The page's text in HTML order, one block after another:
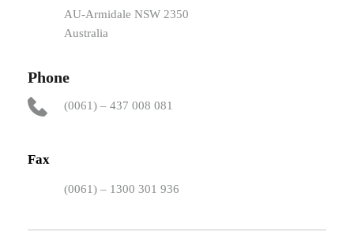
AU-Armidale NSW 2350
Australia
Phone
(0061) – 437 008 081
Fax
(0061) – 1300 301 936